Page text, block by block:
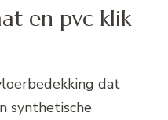
en pvc klik
dat
synthetische